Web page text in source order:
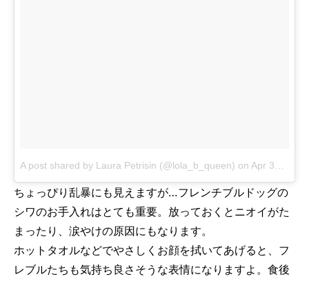
A post shared by Laura Petrisin (@lola_b_queen) on Apr 30, 2016 at 12:51pm PDT
ちょっぴり乱暴にも見えますが…フレンチブルドッグの
シワのお手入れはとても重要。放っておくとニオイがた
まったり、涙やけの原因にもなります。
ホットタオルなどでやさしくお顔を拭いてあげると、フ
レブルたちも気持ち良さそうな表情になりますよ。食後